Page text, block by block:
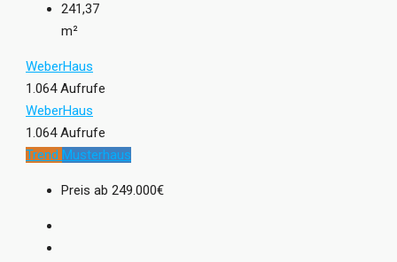
241,37
m²
WeberHaus
1.064 Aufrufe
WeberHaus
1.064 Aufrufe
Trend Musterhaus
Preis ab 249.000€